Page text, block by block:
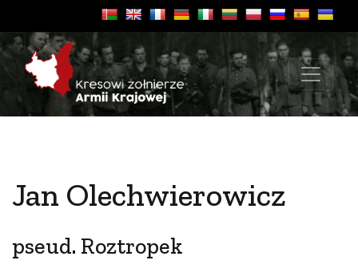
Jan Olechwierowicz
pseud. Roztropek